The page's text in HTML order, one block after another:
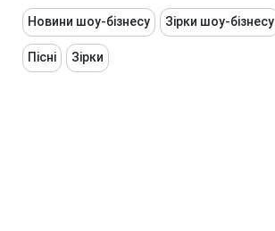
Новини шоу-бізнесу Зірки шоу-бізнесу
Пісні Зірки